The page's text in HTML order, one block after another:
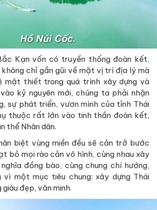
Kạn vốn có truyền thống đoàn kết,
chỉ gần gũi về mặt vị trí địa lý mà
mật thiết trong quá trình xây dựng và
kỷ nguyên mới, chúng ta phải nhận
sự phát triển, vươn mình của tỉnh Thái
thuộc rất lớn vào tinh thần đoàn kết,
thể Nhân dân.
biệt vùng miền đều sẽ cản trở bước
bỏ mọi rào cản vô hình, cùng nhau xây
đồng bào, cùng chung chí hướng,
vì một mục tiêu chung: xây dựng Thái
giàu đẹp, văn minh.